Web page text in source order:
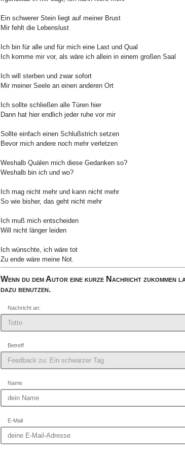
Ein schwerer Stein liegt auf meiner Brust
Mir fehlt die Lebenslust
Ich bin für alle und für mich eine Last und Qual
Ich komme mir vor, als wäre ich allein in einem großen Saal
Ich will sterben und zwar sofort
Mir meiner Seele an einen anderen Ort
Ich sollte schließen alle Türen hier
Dann hat hier endlich jeder ruhe vor mir
Sollte einfach einen Schlußstrich setzen
Bevor mich andere noch mehr verletzen
Weshalb Quälen mich diese Gedanken so?
Weshalb bin ich und wo?
Ich mag nicht mehr und kann nicht mehr
So wie bisher, das geht nicht mehr
Ich muß mich entscheiden
Will nicht länger leiden
Ich wünschte, ich wäre tot
Zu ende wäre meine Not.
Wenn du dem Autor eine kurze Nachricht
dazu benutzen.
Nachricht an:
Betreff
Name
E-Mail